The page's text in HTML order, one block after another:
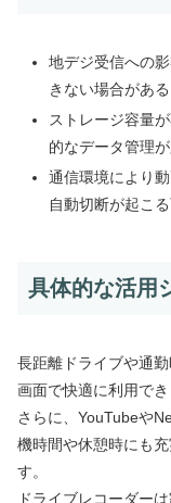
地デジ受信への
きない場合がある
ストレージ容量
的なデータ管理
通信環境により
自動切断が起こ
具体的な活用
長距離ドライブや通
画面で快適に利用でき
さらに、YouTubeや
機時間や休憩時にも
す。
ドライブレコーダー